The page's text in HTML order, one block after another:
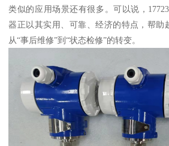
类似的应用场景还有很多。可以说，
器正以其实用、可靠、经济的特点，帮助
从“事后维修”到“状态检修”的转变。